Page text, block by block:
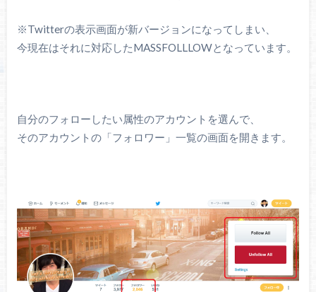
※Twitterの表示画面が新バージョンになってしまい、
今現在はそれに対応したMASSFOLLLOWとなっています。
自分のフォローしたい属性のアカウントを選んで、
そのアカウントの「フォロワー」一覧の画面を開きます。